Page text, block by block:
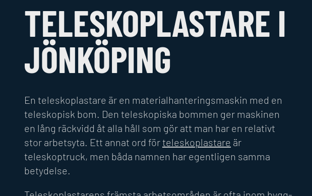
TELESKOPLASTARE I
JÖNKÖPING
En teleskoplastare är en materialhanteringsmaskin med en
teleskopisk bom. Den teleskopiska bommen ger maskinen
en lång räckvidd åt alla håll som gör att man har en relativt
stor arbetsyta. Ett annat ord förteleskoplastare är
teleskoptruck, men båda namnen har egentligen samma
betydelse.